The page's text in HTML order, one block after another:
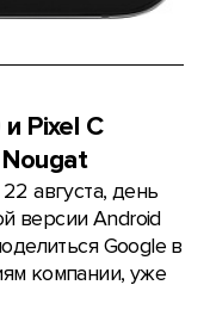
Pixel C
августа, день
версии Android
Google в
компании, уже